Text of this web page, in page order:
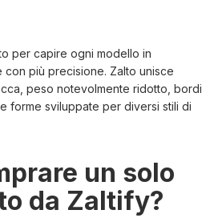
per capire ogni modello in
più precisione. Zalto unisce
peso notevolmente ridotto, bordi
forme sviluppate per diversi stili di
un solo
da Zaltify?